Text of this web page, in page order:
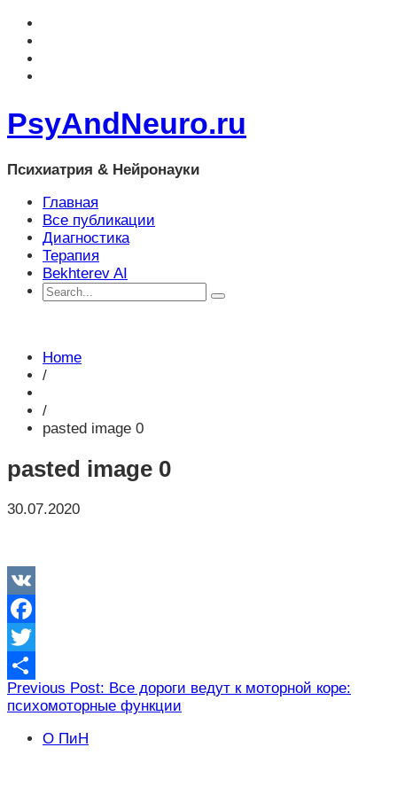
PsyAndNeuro.ru
Психиатрия & Нейронауки
Главная
Все публикации
Диагностика
Терапия
Bekhterev AI
Home
/
/
pasted image 0
pasted image 0
30.07.2020
VK
Facebook
Twitter
Отправить
Навигация
по
записям
Previous Post: Все дороги ведут к моторной коре:
психомоторные функции
О ПиН